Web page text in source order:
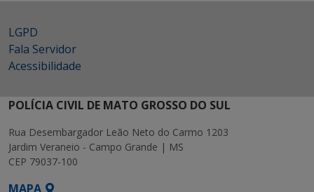
LGPD
Fala Servidor
Acessibilidade
POLÍCIA CIVIL DE MATO GROSSO DO SUL
Rua Desembargador Leão Neto do Carmo 1203
Jardim Veraneio - Campo Grande | MS
CEP 79037-100
MAPA